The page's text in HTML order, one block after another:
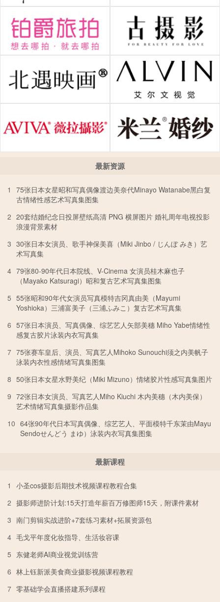
最新资源
1
75张日本女星昭和写真偶像渡边美奈代Minayo Watanabe黑白复
古情绪性感艺术写真集图集
2 20套结婚纪念日投屏壁纸高清 PNG 横屏图片 婚礼周年电视投影
浪漫背景素材
3 30张日本女演员、歌手神保美喜（Miki Jinbo / じんぼ みき）艺
术写真集
4 79张80-90年代日本院线、V-Cinema 女演员桂木麻也子
（Mayako Katsuragi）昭和复古艺术写真集图集
5 55张昭和90年代女演员写真模特吉冈真由美（Mayumi
Yoshioka）三浦富美子（三浦ふみこ）复古艺术写真集
6 57张日本演员、写真偶像、综艺艺人矢部美穗 Miho Yabe情绪性
感复古胶片泳装内衣写真集
7 75张赛车皇后、演员、写真艺人Mihoko Sunouchi须之内美帆子
泳装内衣性感情绪写真集图集
8 50张日本女星水野美纪（Miki Mizuno）情绪胶片性感写真集图片
9 72张日本女演员、写真艺人Miho Kiuchi 木内美穗（木内美保）
艺术情绪写真集摄影作品集
10 64张90年代日本写真偶像、综艺艺人、平面模特千东茉由Mayu
Sendoせんどう まゆ）泳装内衣写真集图集
最新课程
1
小圣cos摄影后期技术视频课程教程合集
2 摄影师进阶计划:15天打造年薪百万修图师15天，附课件素材
3 南门剪辑实战进阶+7套练习素材+拓展资源包
4 毛戈平年度化妆指导、生活妆容课
5 东健老师AI商业视觉训练营
6 林上钰新派美食商业摄影视频课程教程
7 零基础学会直播搭建系列课程